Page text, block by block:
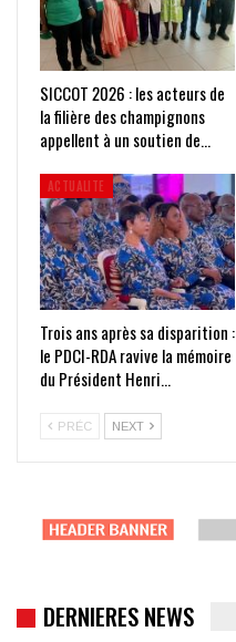
SICCOT 2026 : les acteurs de
la filière des champignons
appellent à un soutien de…
ACTUALITE
Trois ans après sa disparition :
le PDCI-RDA ravive la mémoire
du Président Henri…
PRÉC NEXT
DERNIERES NEWS